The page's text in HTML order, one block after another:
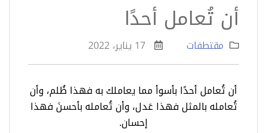
أن تُعامل أحدًا
مقتطفات
أنتُعاملأحدًابأسوأممايعاملكبهفهذاظُلم،وأن
تُعاملهبالمثلفهذا عَدل، وأنتُعاملهبأحسنَفهذا
إحسان.